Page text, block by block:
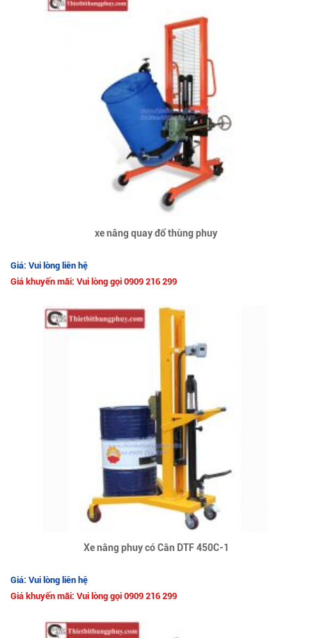
xe nâng quay đổ thùng phuy
Giá: Vui lòng liên hệ
Giá khuyến mãi: Vui lòng gọi 0909 216 299
Xe nâng phuy có Cân DTF 450C-1
Giá: Vui lòng liên hệ
Giá khuyến mãi: Vui lòng gọi 0909 216 299